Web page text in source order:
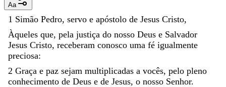
Aa
1 Simão Pedro, servo e apóstolo de Jesus Cristo,
Àqueles que, pela justiça do nosso Deus e Salvador
Jesus Cristo, receberam conosco uma fé igualmente
preciosa:
2 Graça e paz sejam multiplicadas a vocês, pelo pleno
conhecimento de Deus e de Jesus, o nosso Senhor.